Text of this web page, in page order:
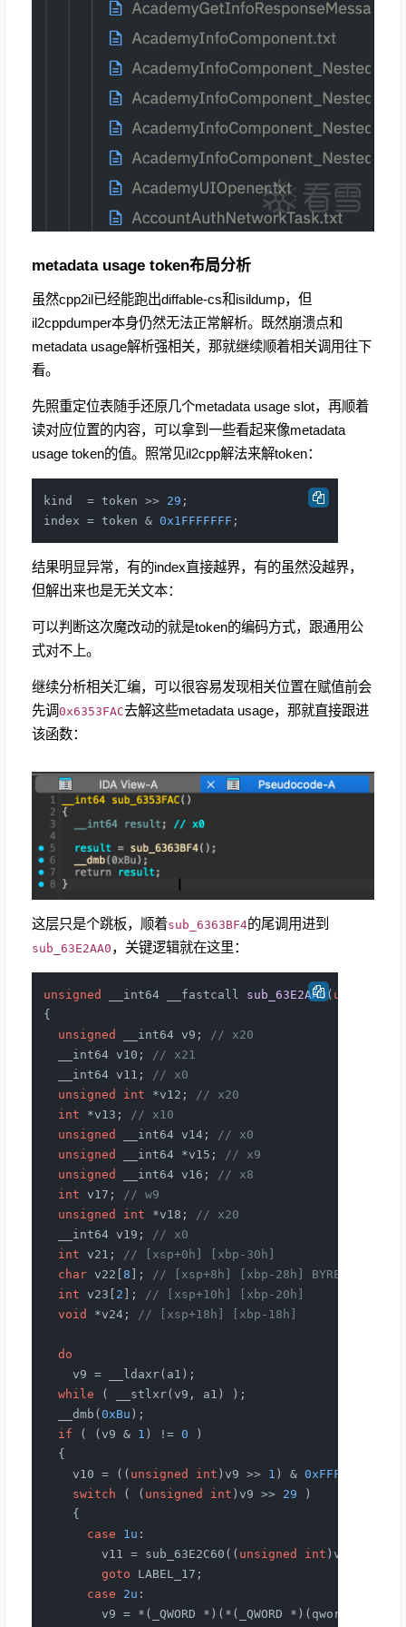
metadata usage token布局分析
虽然cpp2il已经能跑出diffable-cs和isildump，但
il2cppdumper本身仍然无法正常解析。既然崩溃点和
metadata usage解析强相关，那就继续顺着相关调用往下
看。
先照重定位表随手还原几个metadata usage slot，再顺着
读对应位置的内容，可以拿到一些看起来像metadata
usage token的值。照常见il2cpp解法来解token：
kind  = token >> 29 ;
index = token & 0x1FFFFFFF
结果明显异常，有的index直接越界，有的虽然没越界，
但解出来也是无关文本：
可以判断这次魔改动的就是token的编码方式，跟通用公
式对不上。
继续分析相关汇编，可以很容易发现相关位置在赋值前会
先调0x6353FAC去解这些metadata usage，那就直接跟进
该函数：
这层只是个跳板，顺着sub_6363BF4的尾调用进到
sub_63E2AA0，关键逻辑就在这里：
unsigned __int64 __fastcall sub_63E2AA0(unsigned
{
unsigned
__int64 v9; // x20
  __int64 v10;
// x21
  __int64 v11;
// x0
unsigned
int *v12; // x20
int *v13; // x10
unsigned
__int64 v14; // x0
unsigned
__int64 *v15; // x9
unsigned
__int64 v16; // x8
int v17; // w9
unsigned
int *v18; // x20
  __int64 v19;
// x0
int v21; // [xsp+0h] [xbp-30h]
char v22[8]; // [xsp+8h] [xbp-28h] BYREF
int v23[2]; // [xsp+10h] [xbp-20h]
void
*v24; // [xsp+18h] [xbp-18h]
do
    v9 = __ldaxr(a1);
while ( __stlxr(v9, a1) );
  __dmb(
0xBu);
if ( (v9 & 1) != 0 )
  {
    v10 = ((
unsigned int)v9 >> 1) & 0xFFFFFFF
switch ( (unsigned int)v9 >> 29 )
    {
case
1u :
        v11 = sub_63E2C60((
unsigned int)v10, a2 &
goto LABEL_17;
case
2u :
v9 = *(_QWORD *)(*(_QWORD